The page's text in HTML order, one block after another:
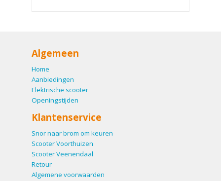
Algemeen
Home
Aanbiedingen
Elektrische scooter
Openingstijden
Klantenservice
Snor naar brom om keuren
Scooter Voorthuizen
Scooter Veenendaal
Retour
Algemene voorwaarden